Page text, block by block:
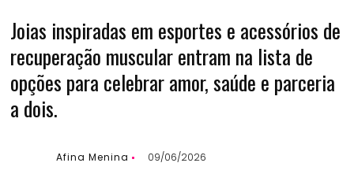
Joias inspiradas em esportes e acessórios de
recuperação muscular entram na lista de
opções para celebrar amor, saúde e parceria
a dois.
Afina Menina 09/06/2026